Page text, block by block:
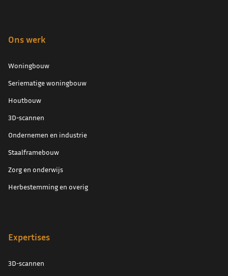
Ons werk
Woningbouw
Seriematige woningbouw
Houtbouw
3D-scannen
Ondernemen en industrie
Staalframebouw
Zorg en onderwijs
Herbestemming en overig
Expertises
3D-scannen